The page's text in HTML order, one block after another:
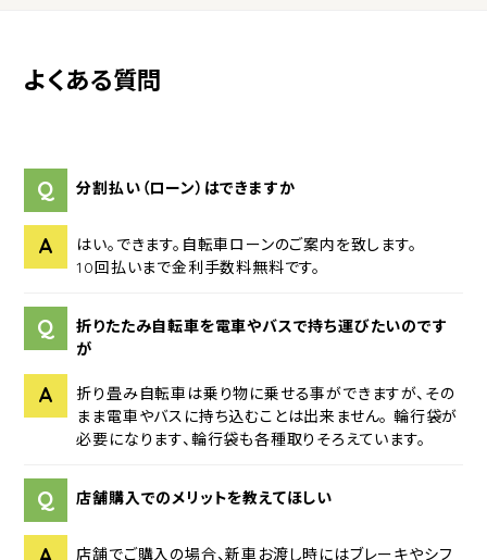
よくある質問
Q 分割払い（ローン）はできますか
A
はい。できます。自転車ローンのご案内を致します。
10回払いまで金利手数料無料です。
Q
折りたたみ自転車を電車やバスで持ち運びたいのです
が
A
折り畳み自転車は乗り物に乗せる事ができますが、その
まま電車やバスに持ち込むことは出来ません。 輪行袋が
必要になります、輪行袋も各種取りそろえています。
Q 店舗購入でのメリットを教えてほしい
店舗でご購入の場合、新車お渡し時にはブレーキやシフ